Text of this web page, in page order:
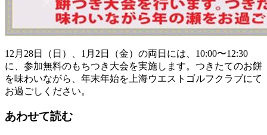
12月28日（日）、1月2日（金）の両日には、10:00〜12:30
に、参加無料のもちつき大会を実施します。つきたてのお餅
を味わいながら、年末年始を上海ウエストゴルフクラブにて
お過ごしください。
あわせて読む